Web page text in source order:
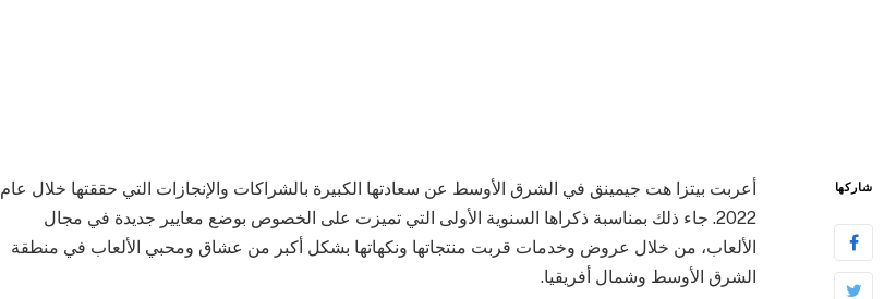
شاركها
أعربت بيتزا هت جيمينق في الشرق الأوسط عن سعادتها الكبيرة بالشراكات والإنجازات التي حققتها خلال عام
2022. جاء ذلك بمناسبة ذكراها السنوية الأولى التي تميزت على الخصوص بوضع معايير جديدة في مجال
الألعاب، من خلال عروض وخدمات قربت منتجاتها ونكهاتها بشكل أكبر من عشاق ومحبي الألعاب في منطقة
الشرق الأوسط وشمال أفريقيا.